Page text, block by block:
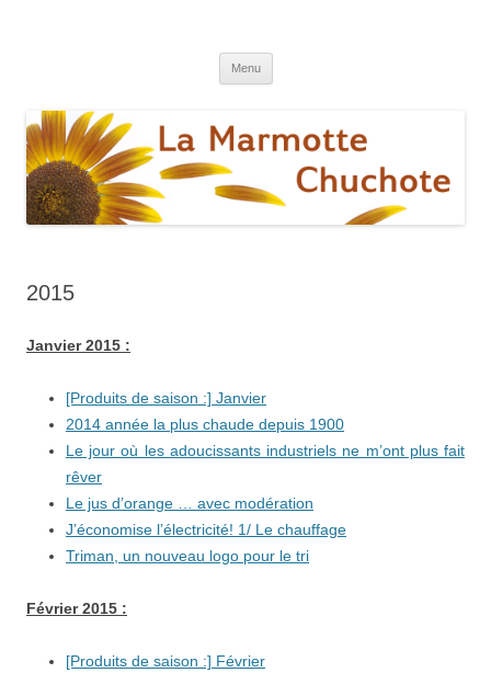
Menu
2015
Janvier 2015 :
[Produits de saison :] Janvier
2014 année la plus chaude depuis 1900
Le jour où les adoucissants industriels ne m’ont plus fait
rêver
Le jus d’orange … avec modération
J’économise l’électricité! 1/ Le chauffage
Triman, un nouveau logo pour le tri
Février 2015 :
[Produits de saison :] Février